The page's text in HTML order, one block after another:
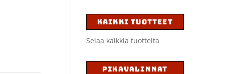
KAIKKI TUOTTEET
Selaa kaikkia tuotteita
PIKAVALINNAT